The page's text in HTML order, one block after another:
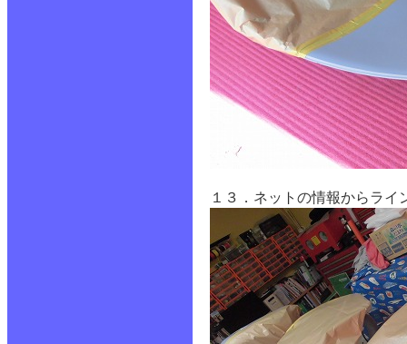
１３．ネットの情報からラ